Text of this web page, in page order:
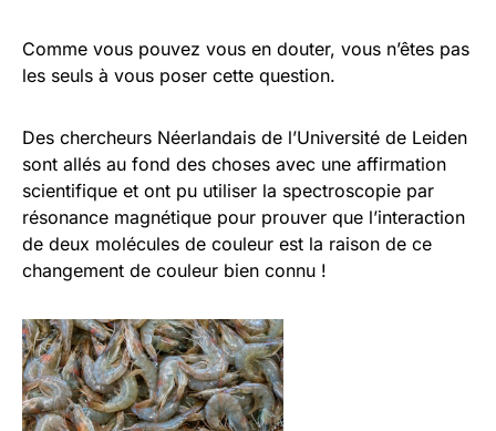
Comme vous pouvez vous en douter, vous n’êtes pas
les seuls à vous poser cette question.
Des chercheurs Néerlandais de l’Université de Leiden
sont allés au fond des choses avec une affirmation
scientifique et ont pu utiliser la spectroscopie par
résonance magnétique pour prouver que l’interaction
de deux molécules de couleur est la raison de ce
changement de couleur bien connu !